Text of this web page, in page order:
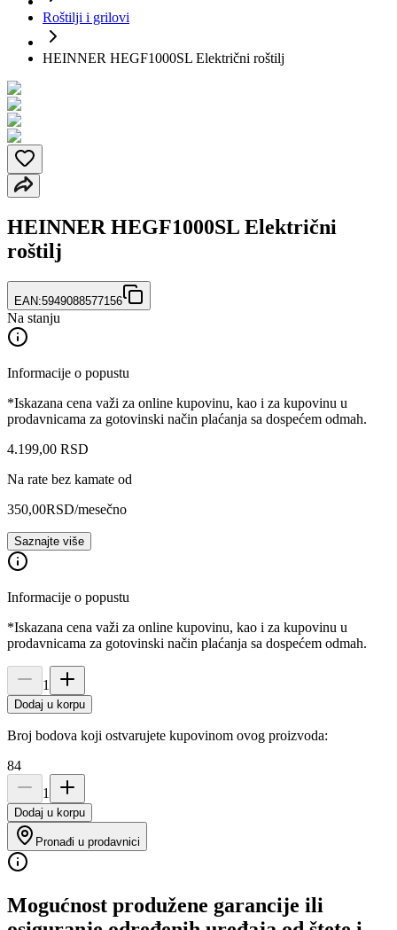
Roštilji i grilovi
HEINNER HEGF1000SL Električni roštilj
HEINNER HEGF1000SL Električni
roštilj
EAN:5949088577156
Na stanju
Informacije o popustu
*Iskazana cena važi za online kupovinu, kao i za kupovinu u
prodavnicama za gotovinski način plaćanja sa dospećem odmah.
4.199,00 RSD
Na rate bez kamate od
350,00RSD/mesečno
Saznajte više
Informacije o popustu
*Iskazana cena važi za online kupovinu, kao i za kupovinu u
prodavnicama za gotovinski način plaćanja sa dospećem odmah.
1
Dodaj u korpu
Broj bodova koji ostvarujete kupovinom ovog proizvoda:
84
1
Dodaj u korpu
Pronađi u prodavnici
Mogućnost produžene garancije ili